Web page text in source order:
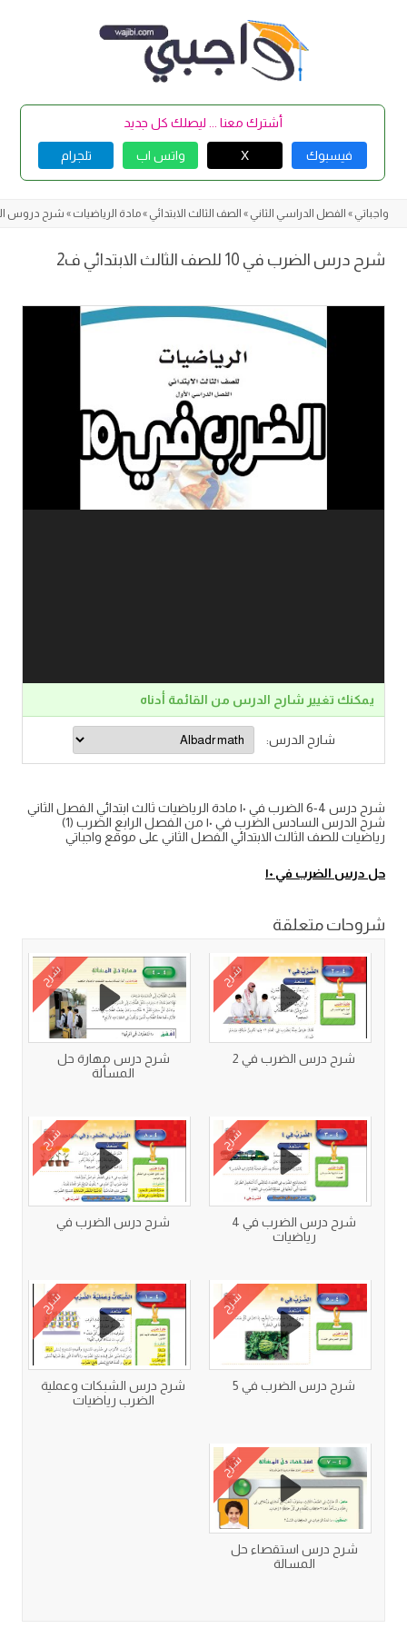
أشترك معنا ... ليصلك كل جديد
فيسبوك X واتس اب تلجرام
واجباتي » الفصل الدراسي الثاني » الصف الثالث الابتدائي »مادة الرياضيات » شرح دروس
شرح درس الضرب في 10 للصف الثالث الابتدائي ف2
يمكنك تغيير شارح الدرس من القائمة أدناه
شارح الدرس:
شرح درس 4-6 الضرب في ١٠ مادة الرياضيات ثالث ابتدائي الفصل الثاني
شرح الدرس السادس الضرب في ١٠ من الفصل الرابع الضرب (1)
رياضيات للصف الثالث الابتدائي الفصل الثاني على موقع واجباتي
حل درس الضرب في ١٠
شروحات متعلقة
شرح
شرح درس الضرب في 2
شرح
شرح درس مهارة حل
المسألة
شرح
شرح درس الضرب في 4
رياضيات
شرح
شرح درس الضرب في
شرح
شرح درس الضرب في 5
شرح
شرح درس الشبكات وعملية
الضرب رياضيات
شرح
شرح درس استقصاء حل
المسالة